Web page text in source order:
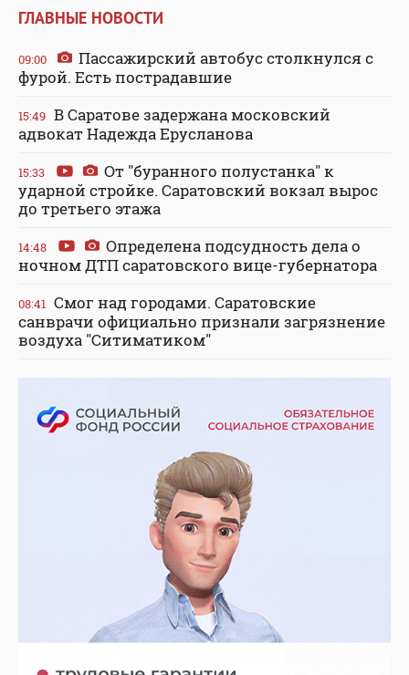
ГЛАВНЫЕ НОВОСТИ
09:00
Пассажирский автобус столкнулся с
фурой. Есть пострадавшие
15:49 В Саратове задержана московский
адвокат Надежда Ерусланова
15:33
От "буранного полустанка" к
ударной стройке. Саратовский вокзал вырос
до третьего этажа
14:48
Определена подсудность дела о
ночном ДТП саратовского вице-губернатора
08:41 Смог над городами. Саратовские
санврачи официально признали загрязнение
воздуха "Ситиматиком"